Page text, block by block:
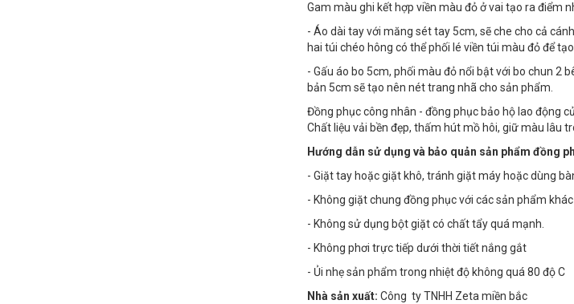
Gam màu ghi kết hợp viền màu đỏ ở vai tạo ra điểm
- Áo dài tay với măng sét tay 5cm, sẽ che cho cả
hai túi chéo hông có thể phối lé viền túi màu đỏ để
- Gấu áo bo 5cm, phối màu đỏ nổi bật với bo chun 2
bản 5cm sẽ tạo nên nét trang nhã cho sản phẩm.
Đồng phục công nhân - đồng phục bảo hộ lao động
Chất liệu vải bền đẹp, thấm hút mồ hôi, giữ màu lâu
Hướng dẫn sử dụng và bảo quản sản phẩm đồng
- Giặt tay hoặc giặt khô, tránh giặt máy hoặc dùng
- Không giặt chung đồng phục với các sản phẩm khác
- Không sử dụng bột giặt có chất tẩy quá mạnh.
- Không phơi trực tiếp dưới thời tiết nắng gắt
- Ủi nhẹ sản phẩm trong nhiệt độ không quá 80 độ C
Nhà sản xuất: Công ty TNHH Zeta miền bắc